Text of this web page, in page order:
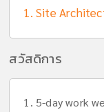
Site
สวัสดิการ
1. 5-day work